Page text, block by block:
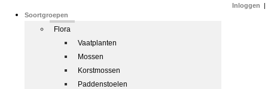
Soortgroepen
Flora
Vaatplanten
Mossen
Korstmossen
Paddenstoelen
Inloggen |